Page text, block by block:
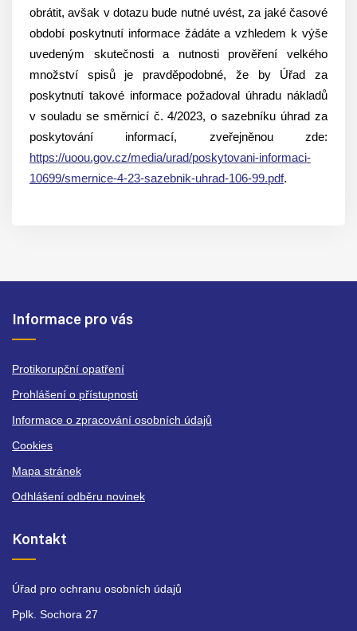
obrátit, avšak v dotazu bude nutné uvést, za jaké časové
období poskytnutí informace žádáte a vzhledem k výše
uvedeným skutečnosti a nutnosti prověření velkého
množství spisů je pravděpodobné, že by Úřad za
poskytnutí takové informace požadoval úhradu nákladů
v souladu se směrnicí č. 4/2023, o sazebníku úhrad za
poskytování informací, zveřejněnou zde:
https://uoou.gov.cz/media/urad/poskytovani-informaci-
10699/smernice-4-23-sazebnik-uhrad-106-99.pdf.
Informace pro vás
Protikorupční opatření
Prohlášení o přístupnosti
Informace o zpracování osobních údajů
Cookies
Mapa stránek
Odhlášení odběru novinek
Kontakt
Úřad pro ochranu osobních údajů
Pplk. Sochora 27